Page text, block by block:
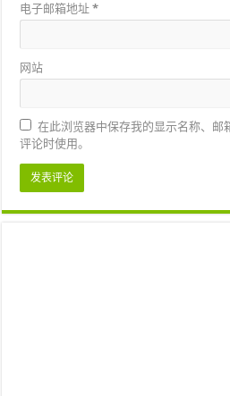
电子邮箱地址*
网站
在此浏览器中保存我的显示名称、邮
评论时使用。